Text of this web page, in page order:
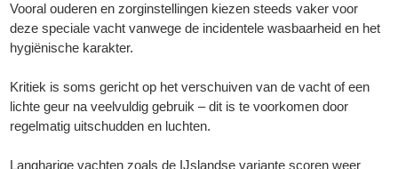
Vooral ouderen en zorginstellingen kiezen steeds vaker voor
deze speciale vacht vanwege de incidentele wasbaarheid en het
hygiënische karakter.
Kritiek is soms gericht op het verschuiven van de vacht of een
lichte geur na veelvuldig gebruik – dit is te voorkomen door
regelmatig uitschudden en luchten.
Langharige vachten zoals de IJslandse variante scoren weer